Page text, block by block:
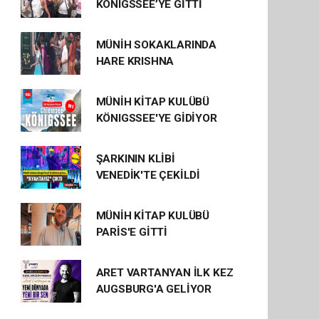
KÖNIGSSEE’YE GİTTİ
MÜNİH SOKAKLARINDA
HARE KRISHNA
MÜNİH KİTAP KULÜBÜ
KÖNIGSSEE'YE GİDİYOR
ŞARKININ KLİBİ
VENEDİK'TE ÇEKİLDİ
MÜNİH KİTAP KULÜBÜ
PARİS'E GİTTİ
ARET VARTANYAN İLK KEZ
AUGSBURG'A GELİYOR